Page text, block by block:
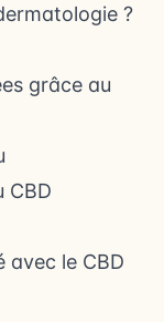
?
grâce au
CBD
avec le CBD